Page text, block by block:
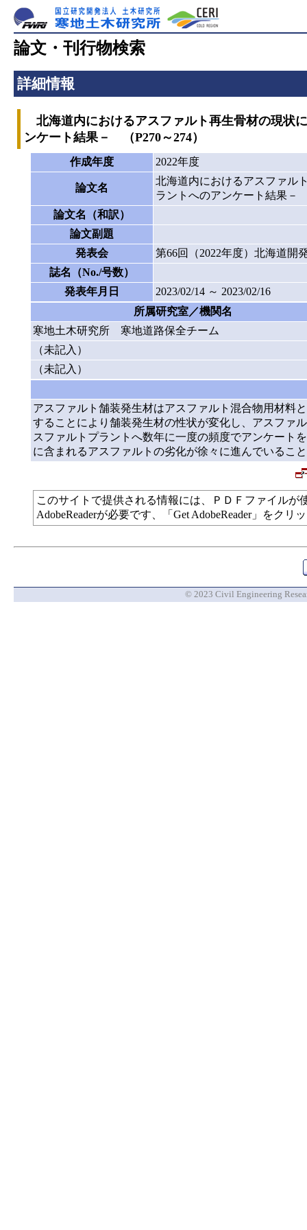
論文・刊行物検索
詳細情報
北海道内におけるアスファルト再生骨材の現状
ンケート結果－ （P270～274）
作成年度 2022年度
論文名
北海道内におけるアスファル
ラントへのアンケート結果－
論文名（和訳）
論文副題
発表会
第66回（2022年度）北海道開
誌名（No./号数）
発表年月日
2023/02/14 ～ 2023/02/16
所属研究室／機関名
寒地土木研究所 寒地道路保全チーム
（未記入）
（未記入）
アスファルト舗装発生材はアスファルト混合物用材料
することにより舗装発生材の性状が変化し、アスファ
スファルトプラントへ数年に一度の頻度でアンケート
に含まれるアスファルトの劣化が徐々に進んでいるこ
このサイトで提供される情報には、ＰＤＦファイル
AdobeReaderが必要です、「Get AdobeReader」をク
© 2023 Civil Engineering